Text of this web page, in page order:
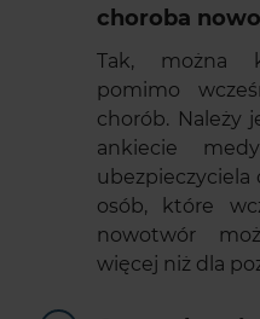
choroba
Tak, można
pomimo
chorób. Należy
ankiecie
ubezpieczyciela
osób, które
nowotwór
więcej niż dla